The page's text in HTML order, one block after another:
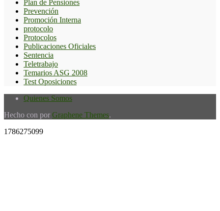
Plan de Pensiones
Prevención
Promoción Interna
protocolo
Protocolos
Publicaciones Oficiales
Sentencia
Teletrabajo
Temarios ASG 2008
Test Oposiciones
Quienes Somos
Hecho con por Graphene Themes.
1786275099